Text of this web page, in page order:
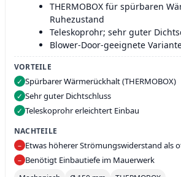
THERMOBOX für spürbaren
Ruhezustand
Teleskoprohr; sehr guter
Blower-Door-geeignete
VORTEILE
✓ Spürbarer Wärmerückhalt (THERMOBOX)
✓ Sehr guter Dichtschluss
✓ Teleskoprohr erleichtert Einbau
NACHTEILE
– Etwas höherer Strömungswiderstand als
– Benötigt Einbautiefe im Mauerwerk